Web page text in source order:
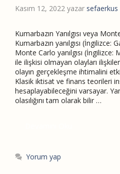
Kasım 12, 2022 yazar sefaerkus
Kumarbazın Yanılgısı veya
Kumarbazın yanılgısı (İngilizce:
Monte Carlo yanılgısı
ile ilişkisi olmayan olayları
olayın gerçekleşme ihtimalini
Klasik iktisat ve finans teorileri
hesaplayabileceğini varsayar.
olasılığını tam olarak bilir …
Yorum yap